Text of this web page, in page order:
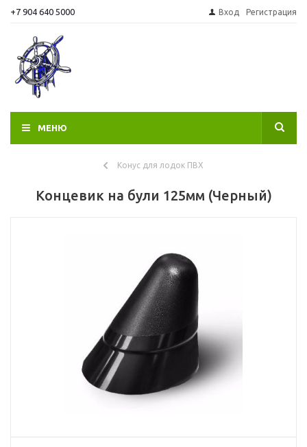
+7 904 640 5000 Вход Регистрация
МЕНЮ
Конус для лодок ПВХ
Концевик на були 125мм (Черный)